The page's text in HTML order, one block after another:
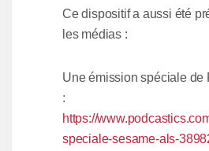
Ce dispositif a aussi été
les médias :
Une émission spéciale de
:
https://
speciale-sesame-als-